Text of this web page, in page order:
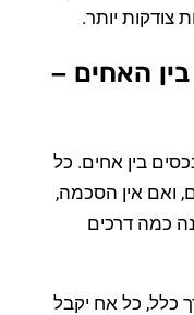
יותר.
האחים –
בין אחים. כל
ואם אין הסכמה,
כמה דרכים
כלל, כל אח יקבל